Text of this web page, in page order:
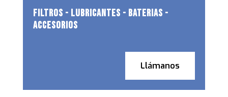
FILTROS - LUBRICANTES - BATERIAS -
ACCESORIOS
Llámanos